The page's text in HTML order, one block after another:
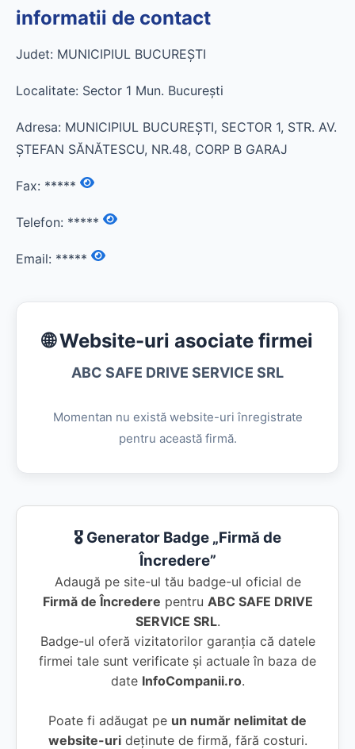
informatii de contact
Judet: MUNICIPIUL BUCUREŞTI
Localitate: Sector 1 Mun. Bucureşti
Adresa: MUNICIPIUL BUCUREŞTI, SECTOR 1, STR. AV.
ŞTEFAN SĂNĂTESCU, NR.48, CORP B GARAJ
Fax: *****
Telefon: *****
Email: *****
🌐 Website-uri asociate firmei
ABC SAFE DRIVE SERVICE SRL
Momentan nu există website-uri înregistrate
pentru această firmă.
🎖️ Generator Badge „Firmă de
Încredere”
Adaugă pe site-ul tău badge-ul oficial de
Firmă de Încredere pentru ABC SAFE DRIVE
SERVICE SRL.
Badge-ul oferă vizitatorilor garanția că datele
firmei tale sunt verificate și actuale în baza de
date InfoCompanii.ro.
Poate fi adăugat pe un număr nelimitat de
website-urideținute de firmă, fără costuri.